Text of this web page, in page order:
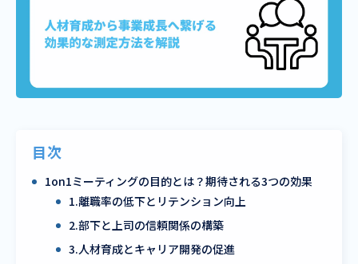
目次
1on1ミーティングの目的とは？期待される3つの効果
1.離職率の低下とリテンション向上
2.部下と上司の信頼関係の構築
3.人材育成とキャリア開発の促進